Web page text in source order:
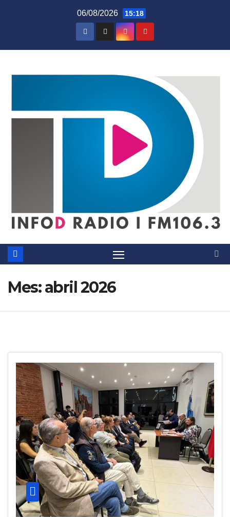
06/08/2026 15:18
Mes:abril 2026